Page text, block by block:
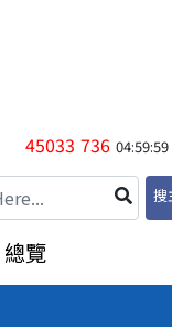
45033 736 04:59:59
搜
總覽